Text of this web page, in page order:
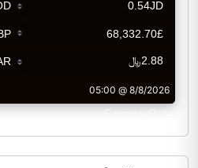
CurrencyRate